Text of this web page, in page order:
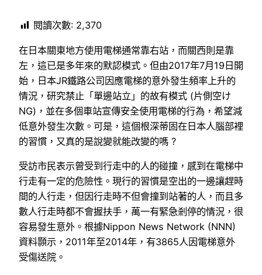
閱讀次數: 2,370
在日本關東地方使用電梯通常靠右站，而關西則是靠
左，這已是多年來的默認模式。但由2017年7月19日開
始，日本JR鐵路公司因應電梯的意外發生頻率上升的
情況，研究禁止「單邊站立」的故有模式 (片側空け
NG)，並在多個車站宣傳安全使用電梯的行為，希望減
低意外發生次數。可是，這個根深蒂固在日本人腦部裡
的習慣，又真的是說變就能改變的嗎 ?
受訪市民表示曾受到行走中的人的碰撞，感到在電梯中
行走有一定的危險性。現行的習慣是空出的一邊讓趕時
間的人行走，但因行走時不但會撞到站著的人，而且多
數人行走時都不會握扶手，萬一有緊急剎停的情況，很
容易發生意外。根據Nippon News Network (NNN)
資料顥示，2011年至2014年，有3865人因電梯意外
受傷送院。